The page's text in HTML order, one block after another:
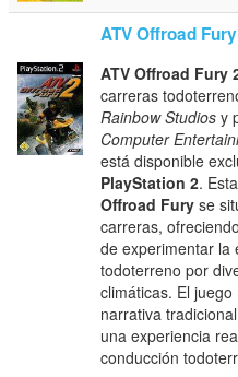
ATV Offroad
ATV Offroad Fury
carreras
Rainbow Studios y
Computer
está disponible
PlayStation 2.
Offroad Fury se
carreras,
de experimentar la
todoterreno por
climáticas. El
narrativa
una experiencia
conducción